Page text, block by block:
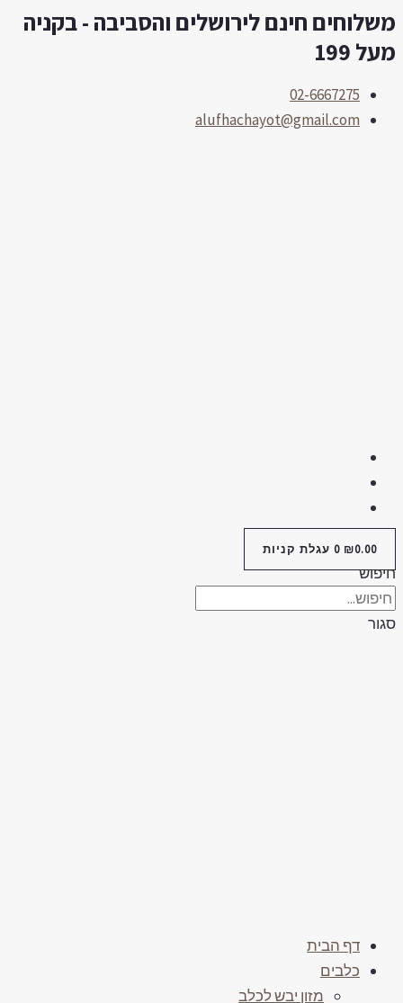
חינם לירושלים והסביבה - בקניה
199
02-6667275
alufhachayot@gmail.com
₪0.00
0 עגלת קניות
דף הבית
כלבים
מזון יבש לכלב